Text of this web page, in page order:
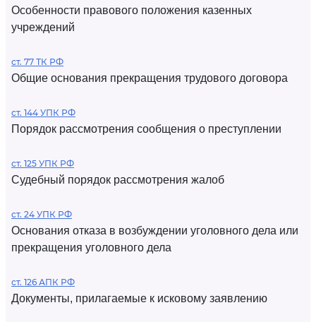
Особенности правового положения казенных
учреждений
ст. 77 ТК РФ
Общие основания прекращения трудового договора
ст. 144 УПК РФ
Порядок рассмотрения сообщения о преступлении
ст. 125 УПК РФ
Судебный порядок рассмотрения жалоб
ст. 24 УПК РФ
Основания отказа в возбуждении уголовного дела или
прекращения уголовного дела
ст. 126 АПК РФ
Документы, прилагаемые к исковому заявлению